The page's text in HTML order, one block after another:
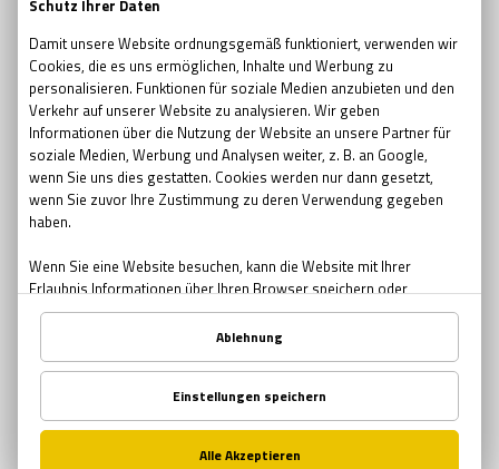
escape room movie
no escape room
escape room 2017
Ostern
Ostern in Bremen
Ostern in München
Ostern in Nürnberg
Teambuilding
Teambuilding Möglichkeiten Bremen
Teambuilding Möglichkeiten Nürnberg
Muttertag
Geschenke zum Muttertag
Mutter-Tochter Aktivitäten Nürnberg
Mutter-Tochter Aktivitäten Bremen
Mutter-Tochter Aktivitäten München